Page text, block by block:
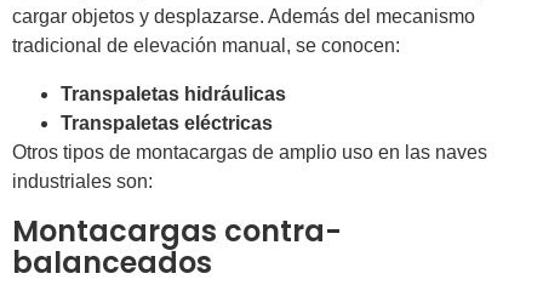
cargar objetos y desplazarse. Además del mecanismo
tradicional de elevación manual, se conocen:
Transpaletas hidráulicas
Transpaletas eléctricas
Otros tipos de montacargas de amplio uso en las naves
industriales son:
Montacargas contra-
balanceados